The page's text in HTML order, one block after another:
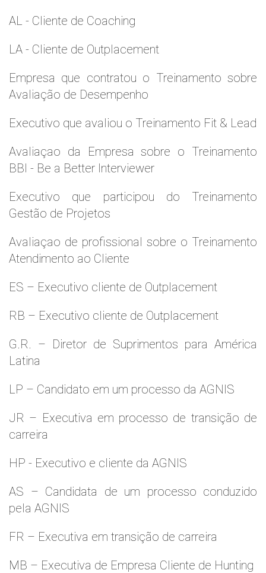
AL - Cliente de Coaching
LA - Cliente de Outplacement
Empresa que contratou o Treinamento sobre
Avaliação de Desempenho
Executivo que avaliou o Treinamento Fit & Lead
Avaliaçao da Empresa sobre o Treinamento
BBI - Be a Better Interviewer
Executivo que participou do Treinamento
Gestão de Projetos
Avaliaçao de profissional sobre o Treinamento
Atendimento ao Cliente
ES – Executivo cliente de Outplacement
RB – Executivo cliente de Outplacement
G.R. – Diretor de Suprimentos para América
Latina
LP – Candidato em um processo da AGNIS
JR – Executiva em processo de transição de
carreira
HP - Executivo e cliente da AGNIS
AS – Candidata de um processo conduzido
pela AGNIS
FR – Executiva em transição de carreira
MB – Executiva de Empresa Cliente de Hunting